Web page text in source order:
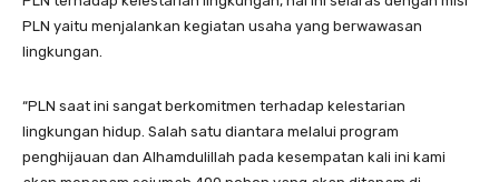
PLN yaitu menjalankan kegiatan usaha yang berwawasan
lingkungan.
“PLN saat ini sangat berkomitmen terhadap kelestarian
lingkungan hidup. Salah satu diantara melalui program
penghijauan dan Alhamdulillah pada kesempatan kali ini kami